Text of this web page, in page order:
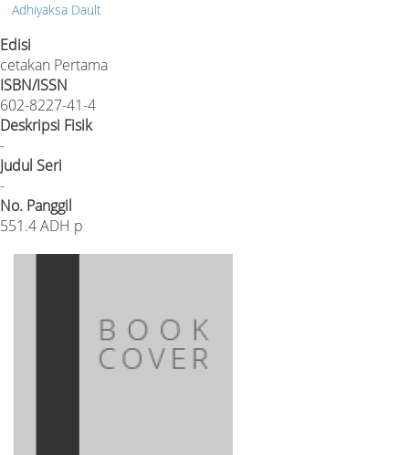
Adhiyaksa Dault
Edisi
cetakan Pertama
ISBN/ISSN
602-8227-41-4
Deskripsi Fisik
-
Judul Seri
-
No. Panggil
551.4 ADH p